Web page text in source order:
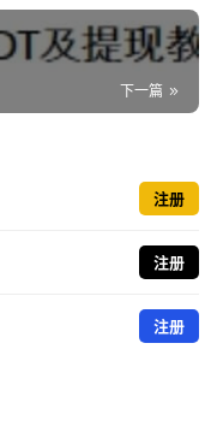
下一篇
注册
注册
注册